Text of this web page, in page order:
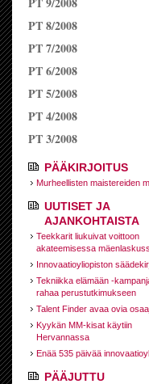
PT 8/2008
PT 7/2008
PT 6/2008
PT 5/2008
PT 4/2008
PT 3/2008
PÄÄKIRJOITUS
Murheellisten maistereiden
UUTISET JA
AJANKOHTAISTA
Teekkarit liukuivat voittoon
akateemisessa
Innovaatioyliopiston
Tekniikka elämään -
rahaa perustutkimukseen
Talent Finder avaa ovia
Kyykän MM-kisat käytiin
Hervannassa
Enää 535 päivää
PÄÄJUTTU